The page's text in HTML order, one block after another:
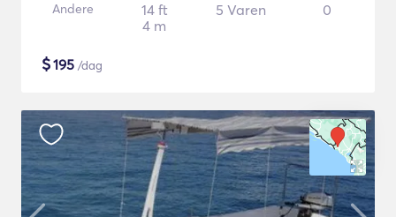
Andere
14 ft
4 m
5 Varen 0
$195 /dag